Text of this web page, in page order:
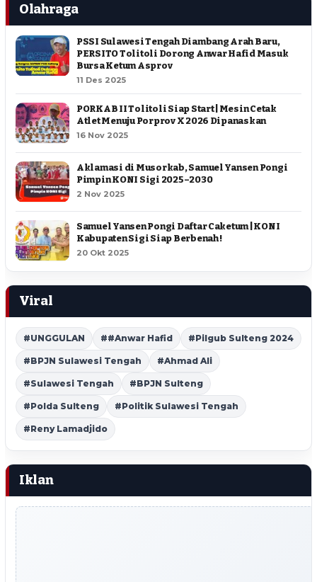
Olahraga
PSSI Sulawesi Tengah Diambang Arah Baru,
PERSITO Tolitoli Dorong Anwar Hafid Masuk
Bursa Ketum Asprov
11 Des 2025
PORKAB II Tolitoli Siap Start | Mesin Cetak
Atlet Menuju Porprov X 2026 Dipanaskan
16 Nov 2025
Aklamasi di Musorkab, Samuel Yansen Pongi
Pimpin KONI Sigi 2025–2030
2 Nov 2025
Samuel Yansen Pongi Daftar Caketum | KONI
Kabupaten Sigi Siap Berbenah !
20 Okt 2025
Viral
#UNGGULAN ##Anwar Hafid #Pilgub Sulteng 2024
#BPJN Sulawesi Tengah #Ahmad Ali
#Sulawesi Tengah #BPJN Sulteng
#Polda Sulteng #Politik Sulawesi Tengah
#Reny Lamadjido
Iklan